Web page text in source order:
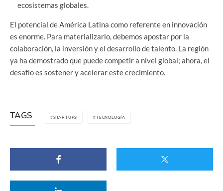
ecosistemas globales.
El potencial de América Latina como referente en innovación
es enorme. Para materializarlo, debemos apostar por la
colaboración, la inversión y el desarrollo de talento. La región
ya ha demostrado que puede competir a nivel global; ahora, el
desafío es sostener y acelerar este crecimiento.
TAGS STARTUPS TECNOLOGÍA